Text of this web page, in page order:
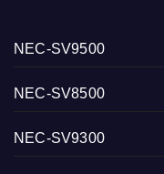
NEC-SV9500
NEC-SV8500
NEC-SV9300